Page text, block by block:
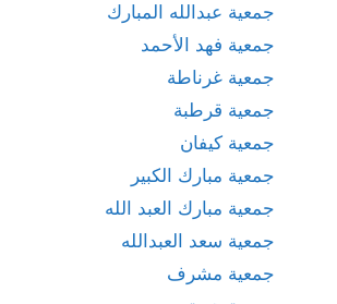
جمعية عبدالله المبارك
جمعية فهد الأحمد
جمعية غرناطة
جمعية قرطبة
جمعية كيفان
جمعية مبارك الكبير
جمعية مبارك العبد الله
جمعية سعد العبدالله
جمعية مشرف